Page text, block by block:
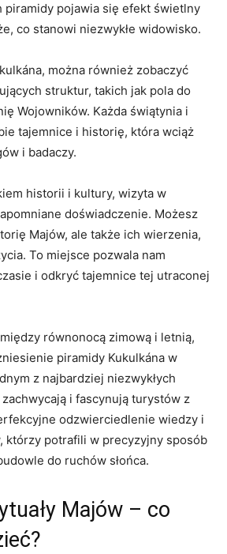
piramidy pojawia się efekt świetlny
co stanowi niezwykłe widowisko.
można również zobaczyć
struktur,‌ takich jak pola do
Wojowników. Każda świątynia ‌i⁤
tajemnice‍ i historię, która wciąż
i badaczy.
historii i kultury, ‍wizyta w
doświadczenie. Możesz
Majów, ale także ich wierzenia,⁤
To miejsce pozwala nam
i odkryć tajemnice ‌tej utraconej⁣
‍równonocą zimową i letnią,‍
piramidy ‌Kukulkána w
z najbardziej niezwykłych
i fascynują​ turystów z
odzwierciedlenie wiedzy ‍i
którzy potrafili w precyzyjny sposób
do ruchów‍ słońca.
Majów – co